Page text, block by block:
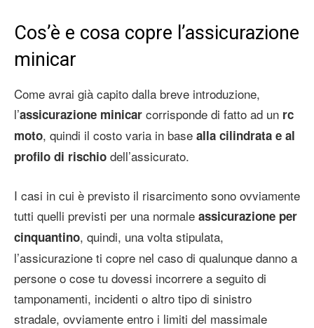
Cos’è e cosa copre l’assicurazione
minicar
Come avrai già capito dalla breve introduzione,
l’assicurazione minicar corrisponde di fatto ad un rc
moto, quindi il costo varia in base alla cilindrata e al
profilo di rischio dell’assicurato.
I casi in cui è previsto il risarcimento sono ovviamente
tutti quelli previsti per una normale assicurazione per
cinquantino, quindi, una volta stipulata,
l’assicurazione ti copre nel caso di qualunque danno a
persone o cose tu dovessi incorrere a seguito di
tamponamenti, incidenti o altro tipo di sinistro
stradale, ovviamente entro i limiti del massimale